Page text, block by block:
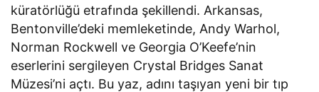
küratörlüğü etrafında şekillendi. Arkansas,
Bentonville’deki memleketinde, Andy Warhol,
Norman Rockwell ve Georgia O’Keefe’nin
eserlerini sergileyen Crystal Bridges Sanat
Müzesi’ni açtı. Bu yaz, adını taşıyan yeni bir tıp